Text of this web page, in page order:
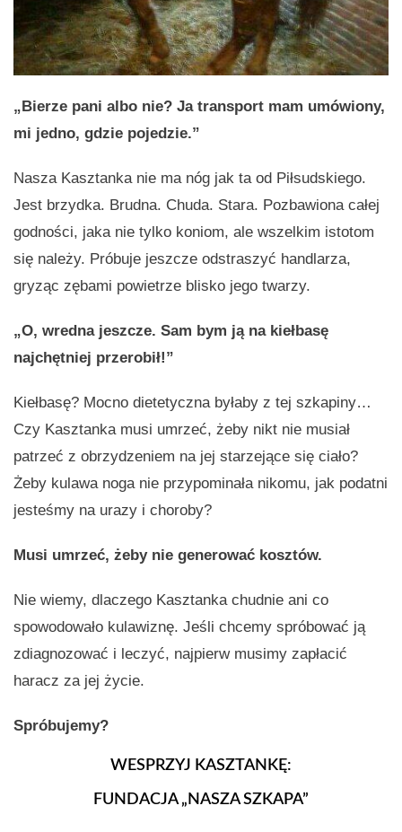
„Bierze pani albo nie? Ja transport mam umówiony,
mi jedno, gdzie pojedzie.”
Nasza Kasztanka nie ma nóg jak ta od Piłsudskiego.
Jest brzydka. Brudna. Chuda. Stara. Pozbawiona całej
godności, jaka nie tylko koniom, ale wszelkim istotom
się należy. Próbuje jeszcze odstraszyć handlarza,
gryząc zębami powietrze blisko jego twarzy.
„O, wredna jeszcze. Sam bym ją na kiełbasę
najchętniej przerobił!”
Kiełbasę? Mocno dietetyczna byłaby z tej szkapiny…
Czy Kasztanka musi umrzeć, żeby nikt nie musiał
patrzeć z obrzydzeniem na jej starzejące się ciało?
Żeby kulawa noga nie przypominała nikomu, jak podatni
jesteśmy na urazy i choroby?
Musi umrzeć, żeby nie generować kosztów.
Nie wiemy, dlaczego Kasztanka chudnie ani co
spowodowało kulawiznę. Jeśli chcemy spróbować ją
zdiagnozować i leczyć, najpierw musimy zapłacić
haracz za jej życie.
Spróbujemy?
WESPRZYJ KASZTANKĘ:
FUNDACJA „NASZA SZKAPA”